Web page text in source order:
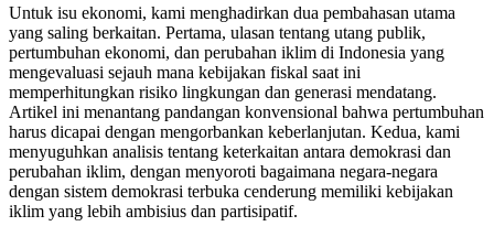
Untuk isu ekonomi, kami menghadirkan dua pembahasan utama
yang saling berkaitan. Pertama, ulasan tentang utang publik,
pertumbuhan ekonomi, dan perubahan iklim di Indonesia yang
mengevaluasi sejauh mana kebijakan fiskal saat ini
memperhitungkan risiko lingkungan dan generasi mendatang.
Artikel ini menantang pandangan konvensional bahwa pertumbuhan
harus dicapai dengan mengorbankan keberlanjutan. Kedua, kami
menyuguhkan analisis tentang keterkaitan antara demokrasi dan
perubahan iklim, dengan menyoroti bagaimana negara-negara
dengan sistem demokrasi terbuka cenderung memiliki kebijakan
iklim yang lebih ambisius dan partisipatif.